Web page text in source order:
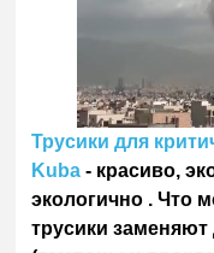
Трусики для
Kuba - красиво,
экологично . Что
трусики заменяют